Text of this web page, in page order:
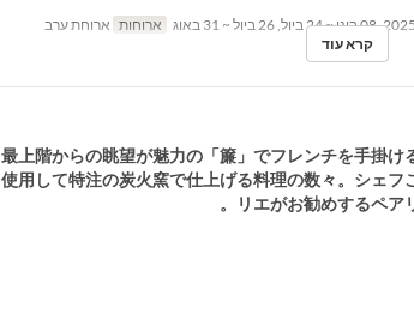
ארוחות ארוחת ערב
קרא עוד
最上階からの眺望が魅⼒の「簾」でフレンチを⼿掛
使⽤して特注の炭⽕窯で仕上げる料理の数々。シェ
リエがお勧めするペア